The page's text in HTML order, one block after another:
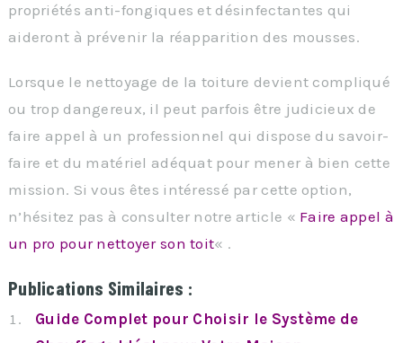
propriétés anti-fongiques et désinfectantes qui
aideront à prévenir la réapparition des mousses.
Lorsque le nettoyage de la toiture devient compliqué
ou trop dangereux, il peut parfois être judicieux de
faire appel à un professionnel qui dispose du savoir-
faire et du matériel adéquat pour mener à bien cette
mission. Si vous êtes intéressé par cette option,
n’hésitez pas à consulter notre article « Faire appel à
un pro pour nettoyer son toit« .
Publications Similaires :
Guide Complet pour Choisir le Système de